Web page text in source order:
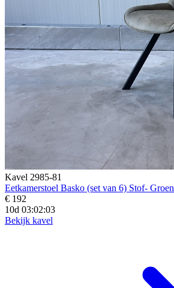
Kavel 2985-81
Eetkamerstoel Basko (set van 6) Stof- Groen
€ 192
10d 03:02:01
Bekijk kavel